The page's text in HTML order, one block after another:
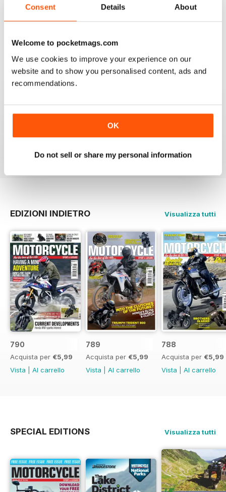
Consent Details About
Welcome to pocketmags.com
We use cookies to improve your experience on our
website and to show you personalised content, ads and
recommendations.
OK
Do not sell or share my personal information
easy to reference without stacks of mags
GREAT MAGAZINE
now I can carry all the latest issues around with me in
my pocket and the wife doesn't have a go at me for
leaving copies all over the bathroom. keep up the
EDIZIONI INDIETRO Visualizza tutti
790
Acquista per €5,99
Vista
Al carrello
789
Acquista per €5,99
Vista
Al carrello
788
Acquista per €5,99
Vista
Al carrello
SPECIAL EDITIONS Visualizza tutti